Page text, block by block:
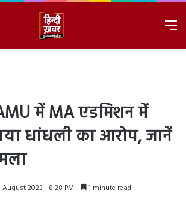
में MA एडमिशन में
धांधली का आरोप, जानें
August 2023 - 8:28 PM 1 minute read